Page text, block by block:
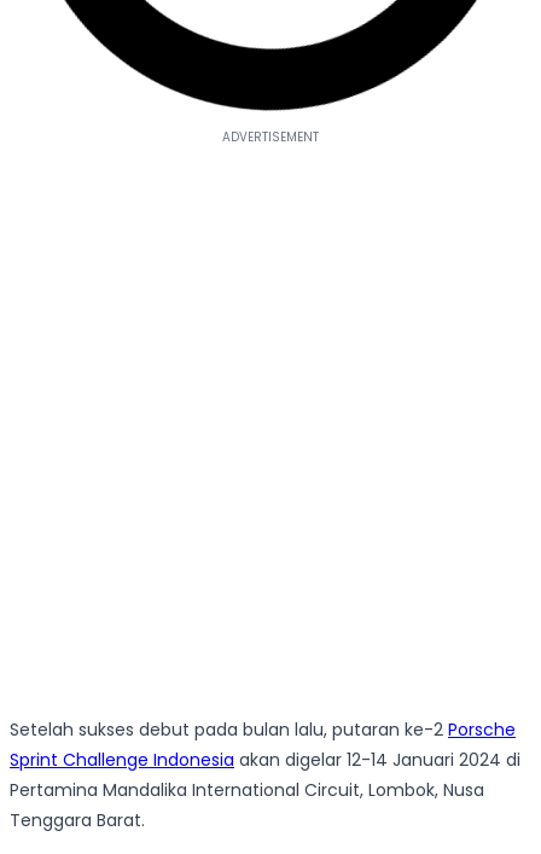
Setelah sukses debut pada bulan lalu, putaran ke-2 Porsche
Sprint Challenge Indonesia akan digelar 12-14 Januari 2024 di
Pertamina Mandalika International Circuit, Lombok, Nusa
Tenggara Barat.